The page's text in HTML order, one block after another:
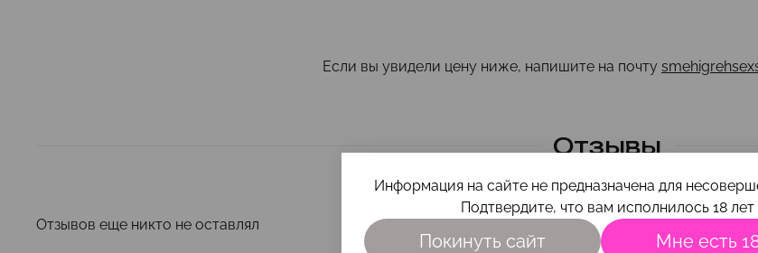
Если вы увидели цену ниже, напишите на почту
Отзывы
Отзывов еще никто не оставлял
Информация на сайте не предназначена для
Подтвердите, что вам исполнилось 18 лет
Покинуть сайт Мне есть